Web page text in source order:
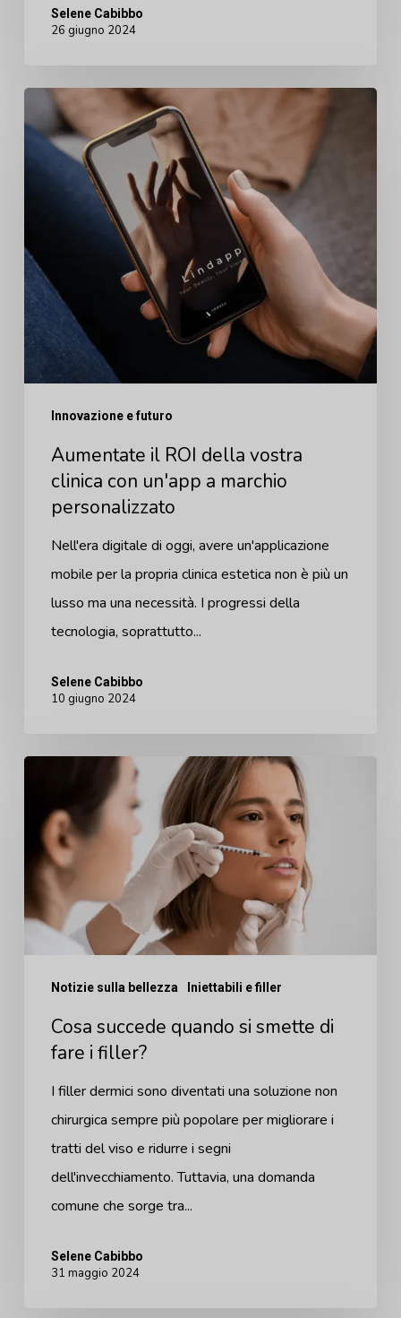
Selene Cabibbo
26 giugno 2024
Aumentate
il
clinica
con
un'app
a
marchio
personalizzato
Innovazione e futuro
Aumentate il ROI della vostra
clinica con un'app a marchio
personalizzato
Nell'era digitale di oggi, avere un'applicazione
mobile per la propria clinica estetica non è più un
lusso ma una necessità. I progressi della
tecnologia, soprattutto...
Selene Cabibbo
10 giugno 2024
quando
smette
di
Notizie sulla bellezza Iniettabili e filler
Cosa succede quando si smette di
fare i filler?
I filler dermici sono diventati una soluzione non
chirurgica sempre più popolare per migliorare i
tratti del viso e ridurre i segni
dell'invecchiamento. Tuttavia, una domanda
comune che sorge tra...
Selene Cabibbo
31 maggio 2024